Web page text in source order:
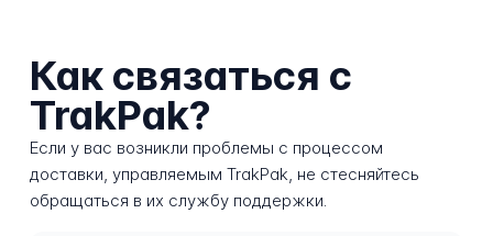
Как связаться с
TrakPak?
Если у вас возникли проблемы с процессом
доставки, управляемым TrakPak, не стесняйтесь
обращаться в их службу поддержки.